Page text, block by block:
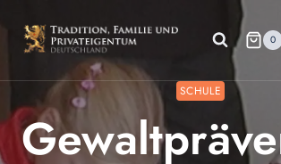
Inhalt
springen
0
SCHULE